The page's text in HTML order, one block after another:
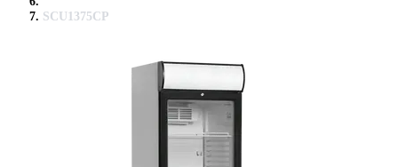
SCU1375CP